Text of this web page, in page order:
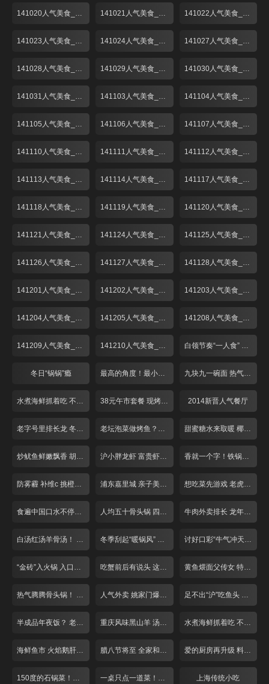
141020人气美食_001 141021人气美食_001 141022人气美食_001
141023人气美食_001 141024人气美食_001 141027人气美食_001
141028人气美食_001 141029人气美食_001 141030人气美食_001
141031人气美食_001 141103人气美食_001 141104人气美食_001
141105人气美食_001 141106人气美食_001 141107人气美食_001
141110人气美食_001 141111人气美食_001 141112人气美食_001
141113人气美食_001 141114人气美食_001 141117人气美食_001
141118人气美食_001 141119人气美食_001 141120人气美食_001
141121人气美食_001 141124人气美食_001 141125人气美食_001
141126人气美食_001 141127人气美食_001 141128人气美食_001
141201人气美食_001 141202人气美食_001 141203人气美食_001
141204人气美食_001 141205人气美食_001 141208人气美食_001
141209人气美食_001 141210人气美食_001 白领节奏“一人食” 荤素搭配翻花样！
冬日“锅锅”瘾 最高的角度！最小的空间！这个餐厅不简单 九块九一碗面 热气腾腾香辣酥
水煮海鲜抓着吃 不装淑女做“汉子” 38元午市套餐 现烤匹萨对折卖 2014新晋人气餐厅
老字号里排长龙 冬至吃碗“暖汤圆”！ 老坛泡菜做烤鱼？重庆奶奶好手艺 甜蜜糖水来取暖 椰皇用来煮汤圆？
炒鱿鱼鲜嫩飘香 胡椒饼芝士爆浆 沪小胖龙虾 富贵虾 适合夜宵聚会 香就一个字！铁锅烧制锅巴饭！
防雾霾 补维c 挑橙吃橘有窍门！ 浦东嘉里城 亲子美味好去处！ 想吃菜先游戏 老虎棒子鸡！
食遍中国口水不停！带你领略各省经典菜品 人均五十骨头锅 四根大骨配菜多！ 牛肉外卖排长 龙年味冷菜摆一盘
白汤红汤羊骨汤！ “羊气”十足来补身！ 冬季刮起“暖锅风” 掀起你的“盖头”来 讨好口彩“牛气冲天”! 张飞牛肉面
“金砖”入火锅 入口就是鲜香辣 吃蟹前后有说头 这些道理你懂吗？ 黄鱼煨面父传女 特色小笼人气旺
热气腾腾骨头锅！ 人均40就管饱！ 人气外卖 姚家门爆鱼付记鲜丸 足不出“沪”吃鱼头 冬季滋补第一汤！
半成品年夜饭？ 老牌饭店提前探！ 重庆风味黑山羊 汤锅干煸总相宜 水煮海鲜抓着吃 不装淑女做“汉子”
海鲜鱼市 火焰鹅肝牛排 腊八节将至 全家和美一碗粥 爱的厨房再升级 料理现场来求婚！
150度的石锅菜！这个冬天不怕冷！ 一桌只点一道菜！巨无霸牛排似“斧头” 上海传统小吃